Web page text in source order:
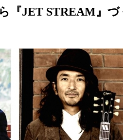
『JET STREAM』づ